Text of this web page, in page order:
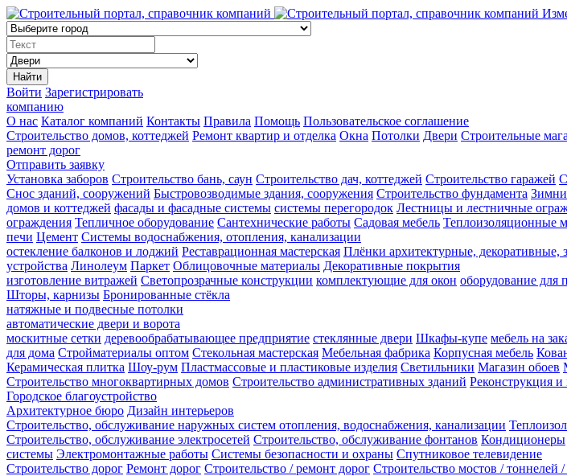
Найти
Войти Зарегистрировать
компанию
О нас Каталог компаний Контакты Правила Помощь Пользовательское соглашение
Строительство домов, коттеджей Ремонт квартир и отделка Окна Потолки Двери Строительные
ремонт дорог
Отправить заявку
Установка заборов Строительство бань, саун Строительство дач, коттеджей Строительство гаражей
Снос зданий, сооружений Быстровозводимые здания, сооружения Строительство фундамента
домов и коттеджей фасады и фасадные системы системы перегородок Лестницы и лестничные
ограждения Тепличное оборудование Сантехнические работы Садовая мебель Теплоизоляционные
печи Цемент Системы водоснабжения, отопления, канализации
остекление балконов и лоджий Реставрационная мастерская Плёнки архитектурные, декоративные,
устройства Линолеум Паркет Облицовочные материалы Декоративные покрытия
изготовление витражей Светопрозрачные конструкции комплектующие для окон оборудование для
Шторы, карнизы Бронированные стёкла
натяжные и подвесные потолки
автоматические двери и ворота
москитные сетки деревообрабатывающее предприятие стеклянные двери Шкафы-купе мебель на
для дома Стройматериалы оптом Стекольная мастерская Мебельная фабрика Корпусная мебель
Керамическая плитка Шоу-рум Пластмассовые и пластиковые изделия Светильники Магазин обоев
Строительство многоквартирных домов Строительство административных зданий Реконструкция
Городское благоустройство
Архитектурное бюро Дизайн интерьеров
Строительство, обслуживание наружных систем отопления, водоснабжения, канализации
Строительство, обслуживание электросетей Строительство, обслуживание фонтанов Кондиционеры
системы Электромонтажные работы Системы безопасности и охраны Спутниковое телевидение
Строительство дорог Ремонт дорог Строительство / ремонт дорог Строительство мостов / тоннелей